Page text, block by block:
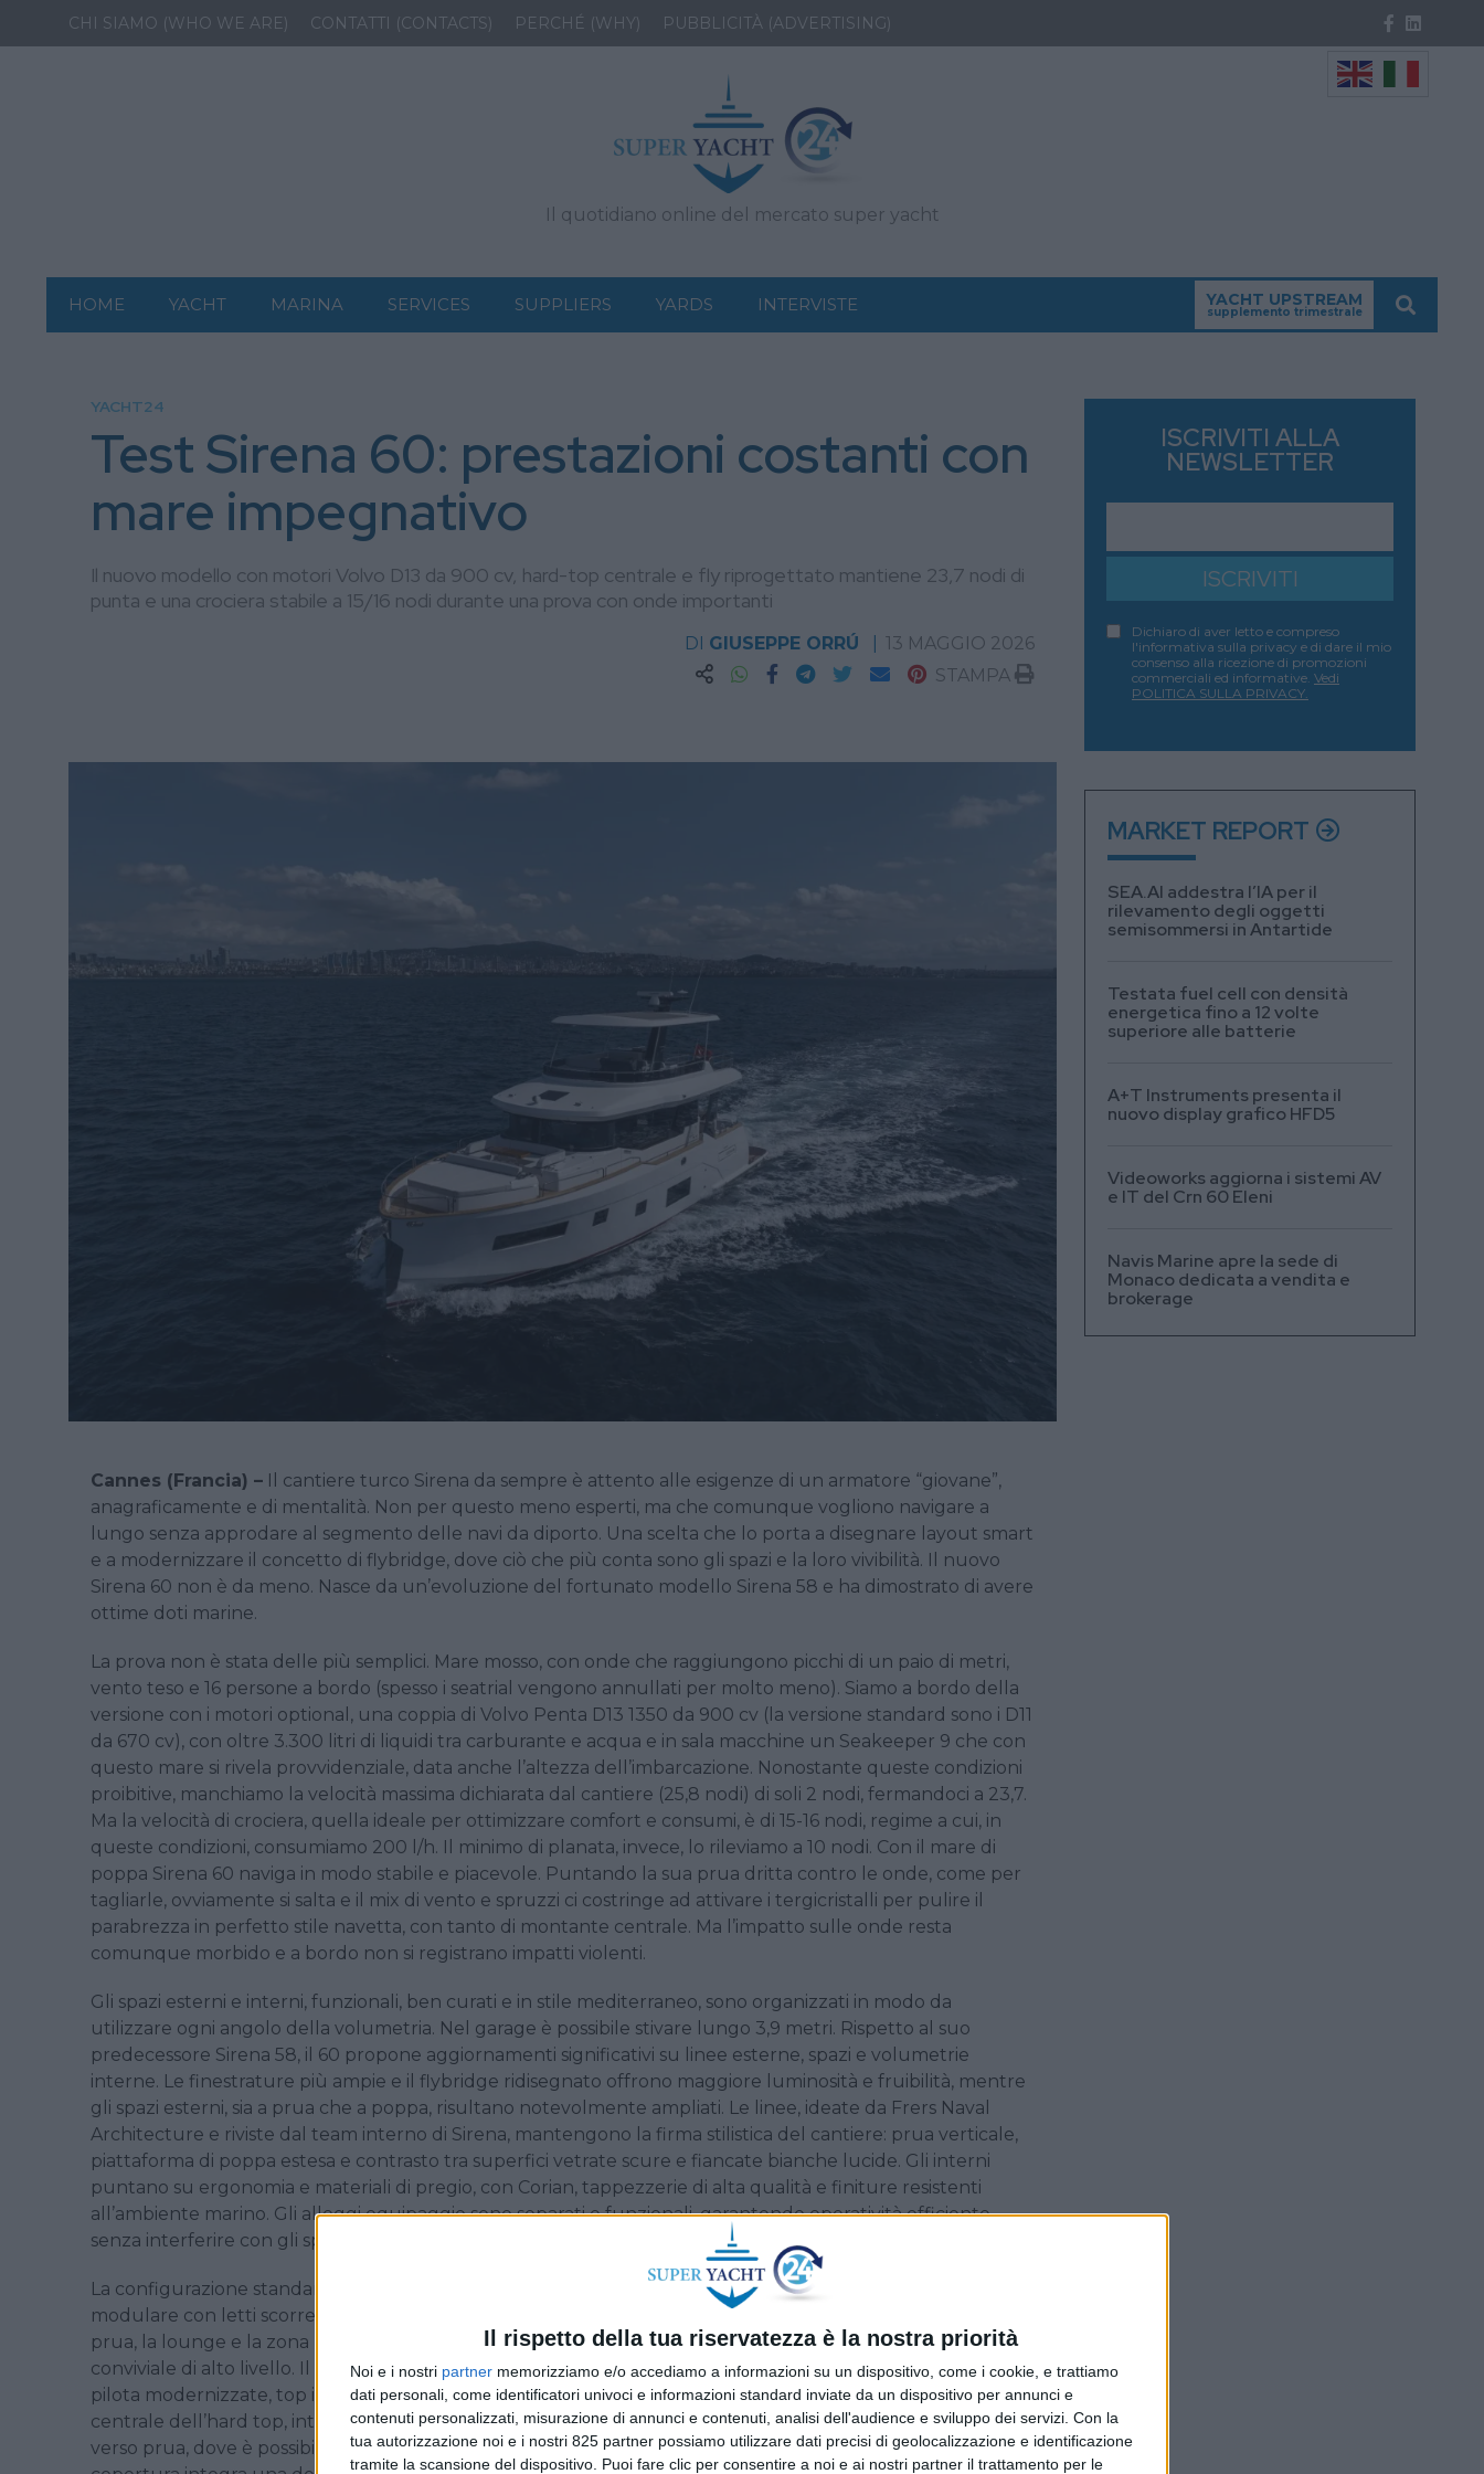
Il rispetto della tua riservatezza è la nostra priorità
Noi e i nostri partner memorizziamo e/o accediamo a informazioni su un dispositivo, come i cookie, e trattiamo
dati personali, come identificatori univoci e informazioni standard inviate da un dispositivo per annunci e
contenuti personalizzati, misurazione di annunci e contenuti, analisi dell'audience e sviluppo dei servizi. Con la
tua autorizzazione noi e i nostri 825 partner possiamo utilizzare dati precisi di geolocalizzazione e identificazione
tramite la scansione del dispositivo. Puoi fare clic per consentire a noi e ai nostri partner il trattamento per le
CHI SIAMO (WHO WE ARE) CONTATTI (CONTACTS) PERCHÉ (WHY) PUBBLICITÀ (ADVERTISING)
Il quotidiano online del mercato super yacht
HOME YACHT MARINA SERVICES SUPPLIERS YARDS INTERVISTE YACHT UPSTREAM
supplemento trimestrale
YACHT24
Test Sirena 60: prestazioni costanti con
mare impegnativo
Il nuovo modello con motori Volvo D13 da 900 cv, hard-top centrale e fly riprogettato mantiene 23,7 nodi di
punta e una crociera stabile a 15/16 nodi durante una prova con onde importanti
DI GIUSEPPE ORRÚ
13 MAGGIO 2026
STAMPA
Cannes (Francia) – Il cantiere turco Sirena da sempre è attento alle esigenze di un armatore “giovane”,
anagraficamente e di mentalità. Non per questo meno esperti, ma che comunque vogliono navigare a
lungo senza approdare al segmento delle navi da diporto. Una scelta che lo porta a disegnare layout smart
e a modernizzare il concetto di flybridge, dove ciò che più conta sono gli spazi e la loro vivibilità. Il nuovo
Sirena 60 non è da meno. Nasce da un’evoluzione del fortunato modello Sirena 58 e ha dimostrato di avere
ottime doti marine.
La prova non è stata delle più semplici. Mare mosso, con onde che raggiungono picchi di un paio di metri,
vento teso e 16 persone a bordo (spesso i seatrial vengono annullati per molto meno). Siamo a bordo della
versione con i motori optional, una coppia di Volvo Penta D13 1350 da 900 cv (la versione standard sono i D11
da 670 cv), con oltre 3.300 litri di liquidi tra carburante e acqua e in sala macchine un Seakeeper 9 che con
questo mare si rivela provvidenziale, data anche l’altezza dell’imbarcazione. Nonostante queste condizioni
proibitive, manchiamo la velocità massima dichiarata dal cantiere (25,8 nodi) di soli 2 nodi, fermandoci a 23,7.
Ma la velocità di crociera, quella ideale per ottimizzare comfort e consumi, è di 15-16 nodi, regime a cui, in
queste condizioni, consumiamo 200 l/h. Il minimo di planata, invece, lo rileviamo a 10 nodi. Con il mare di
poppa Sirena 60 naviga in modo stabile e piacevole. Puntando la sua prua dritta contro le onde, come per
tagliarle, ovviamente si salta e il mix di vento e spruzzi ci costringe ad attivare i tergicristalli per pulire il
parabrezza in perfetto stile navetta, con tanto di montante centrale. Ma l’impatto sulle onde resta
comunque morbido e a bordo non si registrano impatti violenti.
Gli spazi esterni e interni, funzionali, ben curati e in stile mediterraneo, sono organizzati in modo da
utilizzare ogni angolo della volumetria. Nel garage è possibile stivare lungo 3,9 metri. Rispetto al suo
predecessore Sirena 58, il 60 propone aggiornamenti significativi su linee esterne, spazi e volumetrie
interne. Le finestrature più ampie e il flybridge ridisegnato offrono maggiore luminosità e fruibilità, mentre
gli spazi esterni, sia a prua che a poppa, risultano notevolmente ampliati. Le linee, ideate da Frers Naval
Architecture e riviste dal team interno di Sirena, mantengono la firma stilistica del cantiere: prua verticale,
piattaforma di poppa estesa e contrasto tra superfici vetrate scure e fiancate bianche lucide. Gli interni
puntano su ergonomia e materiali di pregio, con Corian, tappezzerie di alta qualità e finiture resistenti
all’ambiente marino. Gli alloggi equipaggio sono separati e funzionali, garantendo operatività efficiente
senza interferire con gli spazi owner.
La configurazione standard prevede tre cabine: master full-beam a centro barca, Vip a prua e una cabina
modulare con letti scorrevoli da doppia a due letti singoli. Tutte le cabine offrono ampi spazi di stivaggio. A
prua, la lounge e la zona pranzo esterna con sedute e sunpad convertibili rappresentano un’area
conviviale di alto livello. Il flybridge è stato ottimizzato in comfort e funzionalità, con cruscotto e sedute
pilota modernizzate, top in Corian per il bar e sunpad con poggiatesta regolabile. Interessante il montante
centrale dell’hard top, intorno al quale ruota la vita di bordo, con mobile cucina, zona pranzo e timoneria,
verso prua, dove è possibile far passare aria fresca aprendo il tettuccio soft. Verso poppa, invece, la
ISCRIVITI ALLA
NEWSLETTER
ISCRIVITI
Dichiaro di aver letto e compreso
l'informativa sulla privacy e di dare il mio
consenso alla ricezione di promozioni
commerciali ed informative. Vedi
POLITICA SULLA PRIVACY.
MARKET REPORT
SEA.AI addestra l’IA per il
rilevamento degli oggetti
semisommersi in Antartide
Testata fuel cell con densità
energetica fino a 12 volte
superiore alle batterie
A+T Instruments presenta il
nuovo display grafico HFD5
Videoworks aggiorna i sistemi AV
e IT del Crn 60 Eleni
Navis Marine apre la sede di
Monaco dedicata a vendita e
brokerage